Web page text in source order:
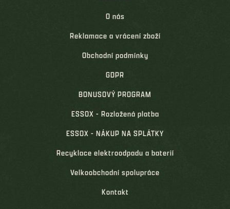
O nás
Reklamace a vrácení zboží
Obchodní podmínky
GDPR
BONUSOVÝ PROGRAM
ESSOX - Rozložená platba
ESSOX - NÁKUP NA SPLÁTKY
Recyklace elektroodpadu a baterií
Velkoobchodní spolupráce
Kontakt